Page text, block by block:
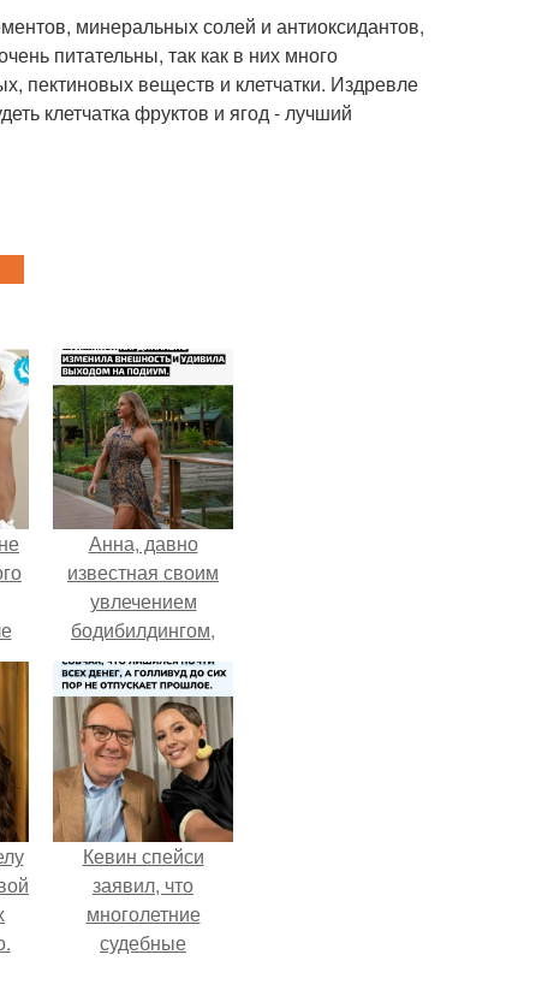
минеральных солей и антиоксидантов,
питательны, так как в них много
пектиновых веществ и клетчатки. Издревле
клетчатка фруктов и ягод - лучший
Анна, давно
известная своим
увлечением
бодибилдингом,
впервые
попробовала себя
в роли модели.
Кевин спейси
заявил, что
многолетние
судебные